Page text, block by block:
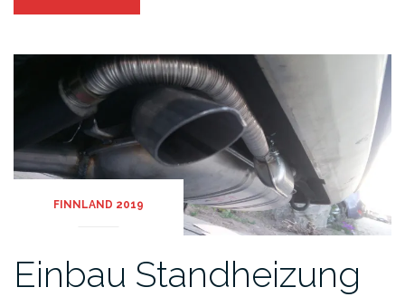
FINNLAND 2019
Einbau Standheizung